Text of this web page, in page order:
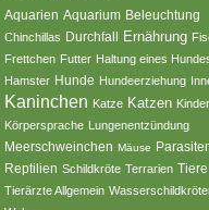
Aquarien Aquarium Beleuchtung
Chinchillas Durchfall Ernährung
Frettchen Futter Haltung eines
Hamster Hunde Hundeerziehung
Kaninchen Katze Katzen
Körpersprache
Lungenentzündung
Meerschweinchen Mäuse
Reptilien Schildkröte Terrarien Tiere
Tierärzte Allgemein